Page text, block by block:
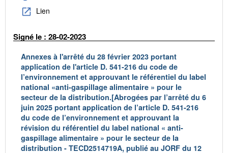
Lien
Signé le : 28-02-2023
Annexes à l'arrêté du 28 février 2023 portant
application de l'article D. 541-216 du code de
l’environnement et approuvant le référentiel du label
national «anti-gaspillage alimentaire » pour le
secteur de la distribution.[Abrogées par l’arrêté du 6
juin 2025 portant application de l’article D. 541-216
du code de l’environnement et approuvant la
révision du référentiel du label national « anti-
gaspillage alimentaire » pour le secteur de la
distribution - TECD2514719A, publié au JORF du 12